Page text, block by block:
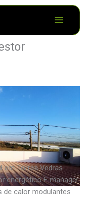
em Torres Vedras
energético E-manager
de calor modulantes